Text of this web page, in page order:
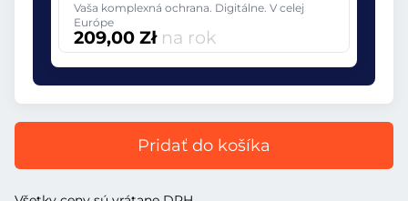
Vaša komplexná ochrana. Digitálne. V celej
Európe
209,00 Zł na rok
Pridať do košíka